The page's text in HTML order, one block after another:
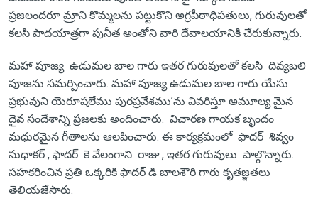
ప్రజలందరూ మ్రాని కొమ్మలను పట్టుకొని అగ్రపీఠాధిపతులు, గురువులతో
కలసి పాదయాత్రగా పునీత అంతోని వారి దేవాలయానికి చేరుకున్నారు.
మహా పూజ్య ఉడుమల బాల గారు ఇతర గురువులతో కలసి దివ్యబలి
పూజను సమర్పించారు. మహా పూజ్య ఉడుమల బాల గారు యేసు
ప్రభువుని యెరూషలేము పురప్రవేశము’ను వివరిస్తూ అమూల్య మైన
దైవ సందేశాన్ని ప్రజలకు అందించారు. విచారణ గాయక బృందం
మధురమైన గీతాలను ఆలపించారు. ఈ కార్యక్రమంలో ఫాదర్ శివ్వం
సుధాకర్ , ఫాదర్ కె వేలంగాని రాజు , ఇతర గురువులు పాల్గొన్నారు.
సహకరించిన ప్రతి ఒక్కరికి ఫాదర్ డి బాలశౌరి గారు కృతజ్ఞతలు
తెలియజేసారు.